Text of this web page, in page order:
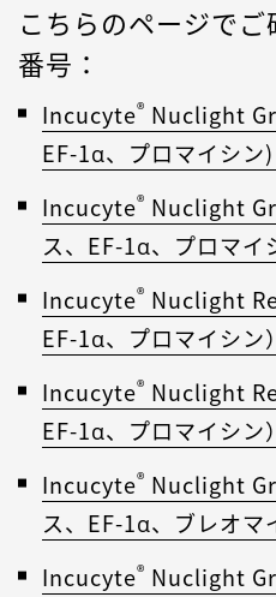
こちらのページで
番号：
Incucyte® Nuclight
EF-1α、プロマイシン
Incucyte® Nuclight
ス、EF-1α、プロマイ
Incucyte® Nuclight
EF-1α、プロマイシン
Incucyte® Nuclight
EF-1α、プロマイシン
Incucyte® Nuclight
ス、EF-1α、ブレオ
Incucyte® Nuclight